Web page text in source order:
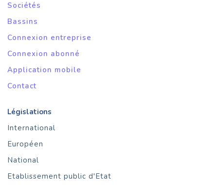
Sociétés
Bassins
Connexion entreprise
Connexion abonné
Application mobile
Contact
Législations
International
Européen
National
Etablissement public d'Etat